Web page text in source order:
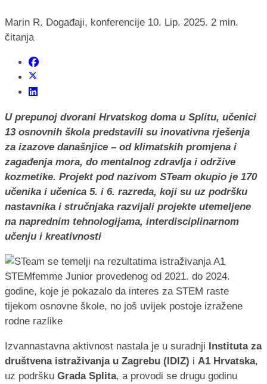
Marin R. Događaji, konferencije 10. Lip. 2025. 2 min.
čitanja
U prepunoj dvorani Hrvatskog doma u Splitu, učenici
13 osnovnih škola predstavili su inovativna rješenja
za izazove današnjice – od klimatskih promjena i
zagađenja mora, do mentalnog zdravlja i održive
kozmetike. Projekt pod nazivom STeam okupio je 170
učenika i učenica 5. i 6. razreda, koji su uz podršku
nastavnika i stručnjaka razvijali projekte utemeljene
na naprednim tehnologijama, interdisciplinarnom
učenju i kreativnosti
Izvannastavna aktivnost nastala je u suradnji Instituta za
društvena istraživanja u Zagrebu (IDIZ) i A1 Hrvatska,
uz podršku Grada Splita, a provodi se drugu godinu